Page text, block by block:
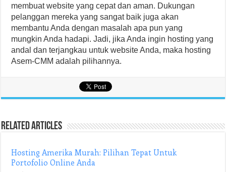
membuat website yang cepat dan aman. Dukungan
pelanggan mereka yang sangat baik juga akan
membantu Anda dengan masalah apa pun yang
mungkin Anda hadapi. Jadi, jika Anda ingin hosting yang
andal dan terjangkau untuk website Anda, maka hosting
Asem-CMM adalah pilihannya.
Related Articles
Hosting Amerika Murah: Pilihan Tepat Untuk
Portofolio Online Anda